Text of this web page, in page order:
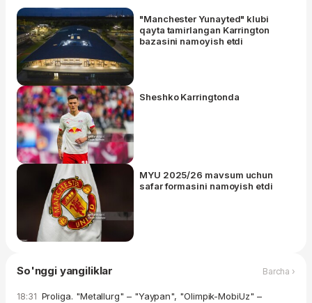
"Manchester Yunayted" klubi
qayta tamirlangan Karrington
bazasini namoyish etdi
Sheshko Karringtonda
MYU 2025/26 mavsum uchun
safar formasini namoyish etdi
So'nggi yangiliklar Barcha ›
18:31 Proliga. "Metallurg" – "Yaypan", "Olimpik-MobiUz" –